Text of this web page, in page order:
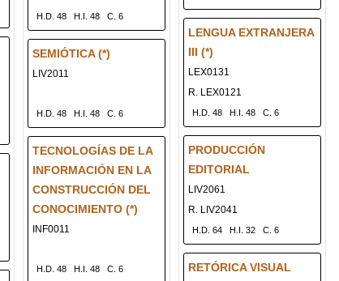
H.D. 48 H.I. 48 C. 6
SEMIÓTICA (*)
LIV2011
H.D. 48 H.I. 48 C. 6
TECNOLOGÍAS DE LA
INFORMACIÓN EN LA
CONSTRUCCIÓN DEL
CONOCIMIENTO (*)
INF0011
H.D. 48 H.I. 48 C. 6
LENGUA EXTRANJERA
III (*)
LEX0131
R. LEX0121
H.D. 48 H.I. 48 C. 6
PRODUCCIÓN
EDITORIAL
LIV2061
R. LIV2041
H.D. 64 H.I. 32 C. 6
RETÓRICA VISUAL